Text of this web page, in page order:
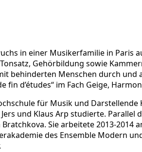
in einer Musikerfamilie in
Gehörbildung sowie
behinderten Menschen durch
fin d’études“ im Fach Geige,
für Musik und
und Klaus Arp studierte.
Sie arbeitete 2013-
des Ensemble Modern